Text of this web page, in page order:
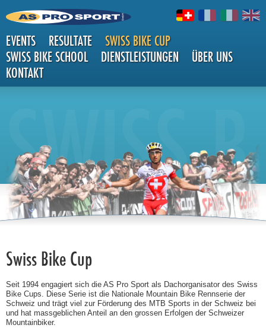
EVENTS RESULTATE
SWISS BIKE CUP
SWISS BIKE SCHOOL
DIENSTLEISTUNGEN
ÜBER UNS
KONTAKT
SWISS B
IKE CUP
Swiss Bike Cup
Seit 1994 engagiert sich die AS Pro Sport als Dachorganisator des Swiss
Bike Cups. Diese Serie ist die Nationale Mountain Bike Rennserie der
Schweiz und trägt viel zur Förderung des MTB Sports in der Schweiz bei
und hat massgeblichen Anteil an den grossen Erfolgen der Schweizer
Mountainbiker.